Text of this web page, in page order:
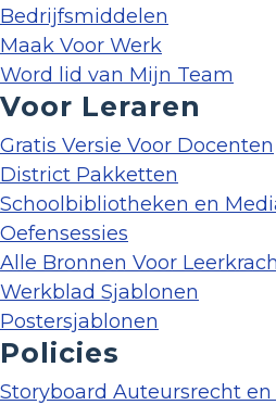
Bedrijfsmiddelen
Maak Voor Werk
Word lid van Mijn Team
Voor Leraren
Gratis Versie Voor Docenten
District Pakketten
Schoolbibliotheken en
Oefensessies
Alle Bronnen Voor
Werkblad Sjablonen
Postersjablonen
Policies
Storyboard Auteursrecht